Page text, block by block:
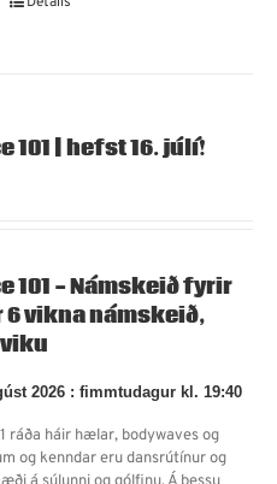
101 | hefst 16. júlí!
101 - Námskeið fyrir
vikna námskeið,
2026 : fimmtudagur kl. 19:40
ráða háir hælar, bodywaves og
og kenndar eru dansrútínur og